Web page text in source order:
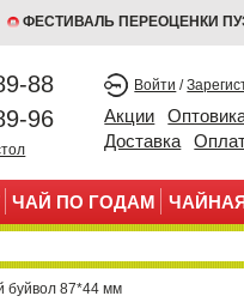
ФЕСТИВАЛЬ ПЕРЕОЦЕНКИ
88
96
Войти /
Акции
Доставка
ЧАЙ ПО ГОДАМ
буйвол 87*44 мм